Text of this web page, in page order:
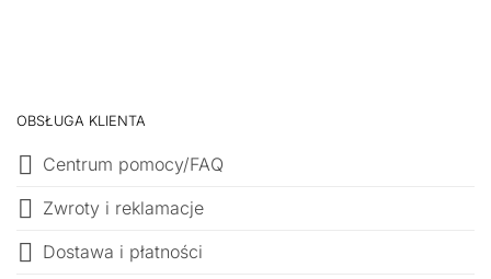
OBSŁUGA KLIENTA
Centrum pomocy/FAQ
Zwroty i reklamacje
Dostawa i płatności